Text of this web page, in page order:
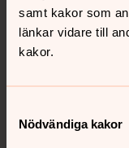
samt kakor som
länkar vidare till
kakor.
Nödvändiga kakor
Kontakt
Kalender